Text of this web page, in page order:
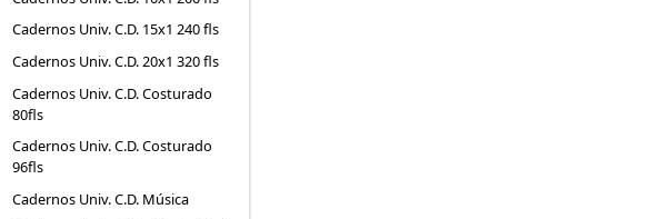
Cadernos Univ. C.D. 15x1 240 fls
Cadernos Univ. C.D. 20x1 320 fls
Cadernos Univ. C.D. Costurado
80fls
Cadernos Univ. C.D. Costurado
96fls
Cadernos Univ. C.D. Música